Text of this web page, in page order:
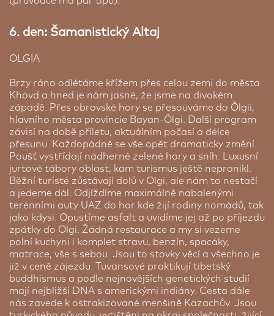
6. den: Šamanistický Altaj
OLGIA
Brzy ráno odlétáme křížem přes celou zemi do města
Khovd a hned je nám jasné, že jsme na divokém
západě. Přes obrovské hory se přesouváme do Õlgii,
hlavního města provincie Bayan-Õlgi. Další program
závisí na době příletu, aktuálním počasí a délce
přesunu. Každopádně se vše opět dramaticky změní.
Poušť vystřídají nádherné zelené hory a sníh. Luxusní
jurtové tábory oblast, kam turismus ještě nepronikl.
Běžní turisté zůstávají dolů v Olgi, ale nám to nestačí
a jedeme dál. Odjíždíme maximálně nabalenými
terénními auty UAZ do hor kde žijí rodiny nomádů, tak
jako kdysi. Opustíme asfalt a uvidíme jej až po příjezdu
zpátky do Olgi. Žádná restaurace a my si vezeme
polní kuchyni i komplet stravu, benzín, spacáky,
matrace, vše s sebou. Jsou to stovky věcí a všechno je
již v ceně zájezdu. Tuvansové praktikují tibetský
buddhismus a podle nejnovějších genetických studií
mají nejbližší DNA s americkými indiány. Cesta dále
nás zavede k ostrakizované menšině Kazachův. Jsou